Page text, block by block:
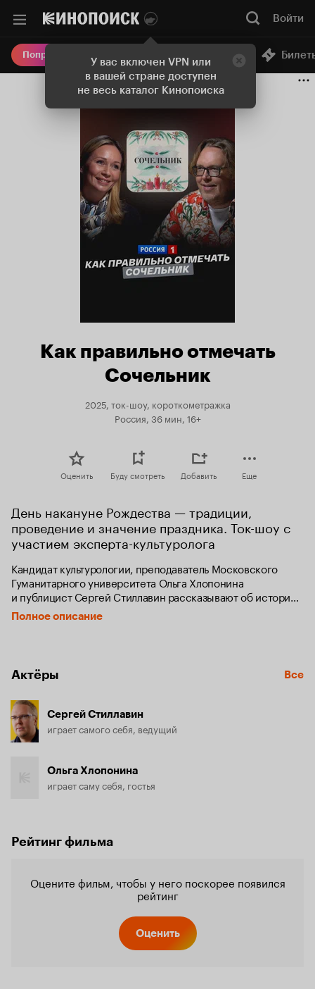
У вас включен VPN или
в вашей стране доступен
не весь каталог Кинопоиска
Войти
Попробовать Плюс Онлайн-кинотеатр
Как правильно отмечать
Сочельник
2025, ток-шоу, короткометражка
Россия, 36 мин, 16+
Оценить Буду смотреть Добавить Еще
День накануне Рождества — традиции,
проведение и значение праздника. Ток-шоу с
участием эксперта-культуролога
Кандидат культурологии, преподаватель Московского
Гуманитарного университета Ольга Хлопонина
и публицист Сергей Стиллавин рассказывают об истории
Сочельника, его культурном значении и традициях
празднования.
Полное описание
Актёры Все
Сергей Стиллавин
играет самого себя, ведущий
Ольга Хлопонина
играет саму себя, гостья
Рейтинг фильма
Оцените фильм, чтобы у него поскорее появился
рейтинг
Оценить